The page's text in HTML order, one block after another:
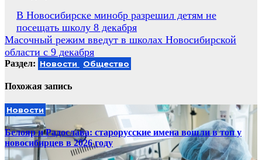
Навигация
по
записям
В Новосибирске минобр разрешил детям не
посещать школу 8 декабря
Масочный режим введут в школах Новосибирской
области с 9 декабря
Раздел: Новости Общество
Похожая запись
Новости
Белояр и Радослава: старорусские имена вошли в топ у
новосибирцев в 2026 году